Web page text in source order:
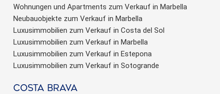
Wohnungen und Apartments zum Verkauf in Marbella
Neubauobjekte zum Verkauf in Marbella
Luxusimmobilien zum Verkauf in Costa del Sol
Luxusimmobilien zum Verkauf in Marbella
Luxusimmobilien zum Verkauf in Estepona
Luxusimmobilien zum Verkauf in Sotogrande
Costa brava